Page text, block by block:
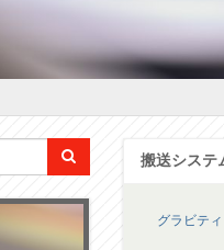
搬送システ
グラビテ